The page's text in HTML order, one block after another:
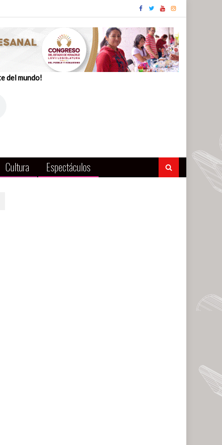
del mundo!
Cultura Espectáculos